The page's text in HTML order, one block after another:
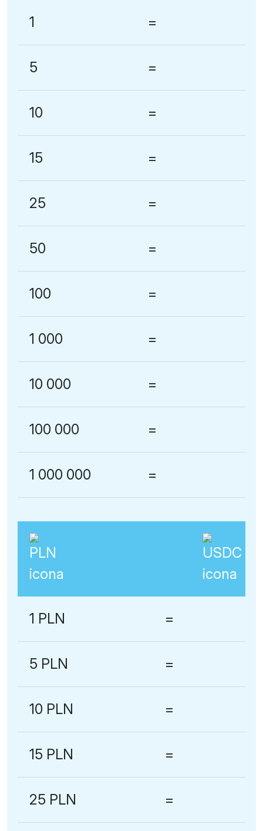
1 =
5 =
10 =
15 =
25 =
50 =
100 =
1 000 =
10 000 =
100 000 =
1 000 000 =
1 PLN =
5 PLN =
10 PLN =
15 PLN =
25 PLN =